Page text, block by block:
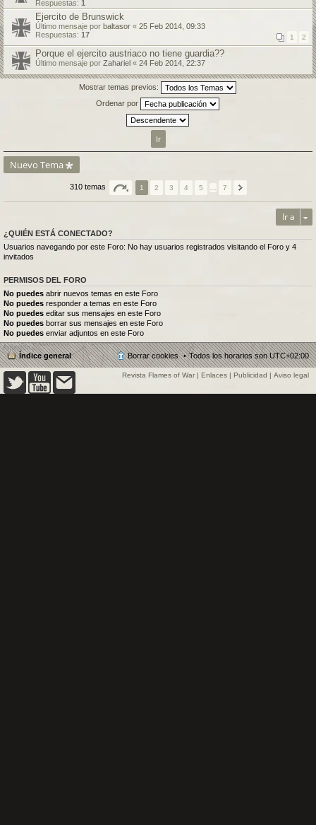
Respuestas: 1
Ejercito de Brunswick
Último mensaje por baltasor « 25 Feb 2014, 09:33
Respuestas: 17 1 2
Porque el ejercito austriaco no tiene guardia??
Último mensaje por Zahariel « 24 Feb 2014, 22:37
Mostrar temas previos:
Ordenar por
Nuevo Tema
310 temas 1 2 3 4 5 7
Ir a
¿QUIÉN ESTÁ CONECTADO?
Usuarios navegando por este Foro: No hay usuarios registrados visitando el Foro y 4
invitados
PERMISOS DEL FORO
No puedes abrir nuevos temas en este Foro
No puedes responder a temas en este Foro
No puedes editar sus mensajes en este Foro
No puedes borrar sus mensajes en este Foro
No puedes enviar adjuntos en este Foro
Índice general Todos los horarios sonUTC+02:00
Borrar cookies
Revista Flames of War | Enlaces | Publicidad | Aviso legal